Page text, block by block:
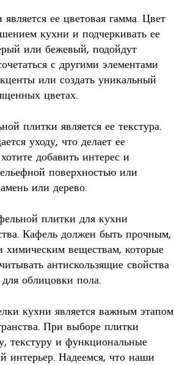
ее цветовая гамма. Цвет
кухни и подчеркивать ее
или бежевый, подойдут
с другими элементами
или создать уникальный
цветах.
плитки является ее текстура.
уходу, что делает ее
добавить интерес и
поверхностью или
или дерево.
плитки для кухни
Кафель должен быть прочным,
химическим веществам, которые
антискользящие свойства
для облицовки пола.
кухни является важным этапом
При выборе плитки
текстуру и функциональные
интерьер. Надеемся, что наши